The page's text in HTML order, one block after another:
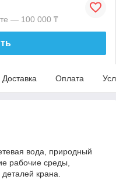
— 100 000 ₸
Доставка Оплата
вода, природный
рабочие среды,
крана.